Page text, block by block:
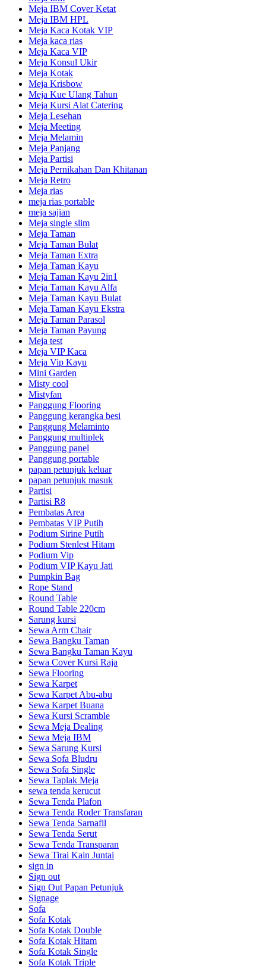
Meja IBM Cover Ketat
Meja IBM HPL
Meja Kaca Kotak VIP
Meja kaca rias
Meja Kaca VIP
Meja Konsul Ukir
Meja Kotak
Meja Krisbow
Meja Kue Ulang Tahun
Meja Kursi Alat Catering
Meja Lesehan
Meja Meeting
Meja Melamin
Meja Panjang
Meja Partisi
Meja Pernikahan Dan Khitanan
Meja Retro
Meja rias
meja rias portable
meja sajian
Meja single slim
Meja Taman
Meja Taman Bulat
Meja Taman Extra
Meja Taman Kayu
Meja Taman Kayu 2in1
Meja Taman Kayu Alfa
Meja Taman Kayu Bulat
Meja Taman Kayu Ekstra
Meja Taman Parasol
Meja Taman Payung
Meja test
Meja VIP Kaca
Meja Vip Kayu
Mini Garden
Misty cool
Mistyfan
Panggung Flooring
Panggung kerangka besi
Panggung Melaminto
Panggung multiplek
Panggung panel
Panggung portable
papan petunjuk keluar
papan petunjuk masuk
Partisi
Partisi R8
Pembatas Area
Pembatas VIP Putih
Podium Sirine Putih
Podium Stenlest Hitam
Podium Vip
Podium VIP Kayu Jati
Pumpkin Bag
Rope Stand
Round Table
Round Table 220cm
Sarung kursi
Sewa Arm Chair
Sewa Bangku Taman
Sewa Bangku Taman Kayu
Sewa Cover Kursi Raja
Sewa Flooring
Sewa Karpet
Sewa Karpet Abu-abu
Sewa Karpet Buana
Sewa Kursi Scramble
Sewa Meja Dealing
Sewa Meja IBM
Sewa Sarung Kursi
Sewa Sofa Bludru
Sewa Sofa Single
Sewa Taplak Meja
sewa tenda kerucut
Sewa Tenda Plafon
Sewa Tenda Roder Transfaran
Sewa Tenda Sarnafil
Sewa Tenda Serut
Sewa Tenda Transparan
Sewa Tirai Kain Juntai
sign in
Sign out
Sign Out Papan Petunjuk
Signage
Sofa
Sofa Kotak
Sofa Kotak Double
Sofa Kotak Hitam
Sofa Kotak Single
Sofa Kotak Triple